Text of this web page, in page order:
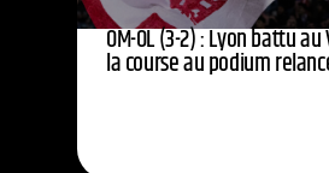
OM-OL (3-2) : Lyon battu
la course au podium